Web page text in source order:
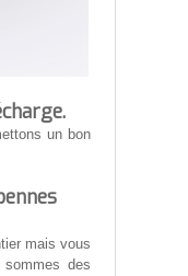
un bon
mais vous
des